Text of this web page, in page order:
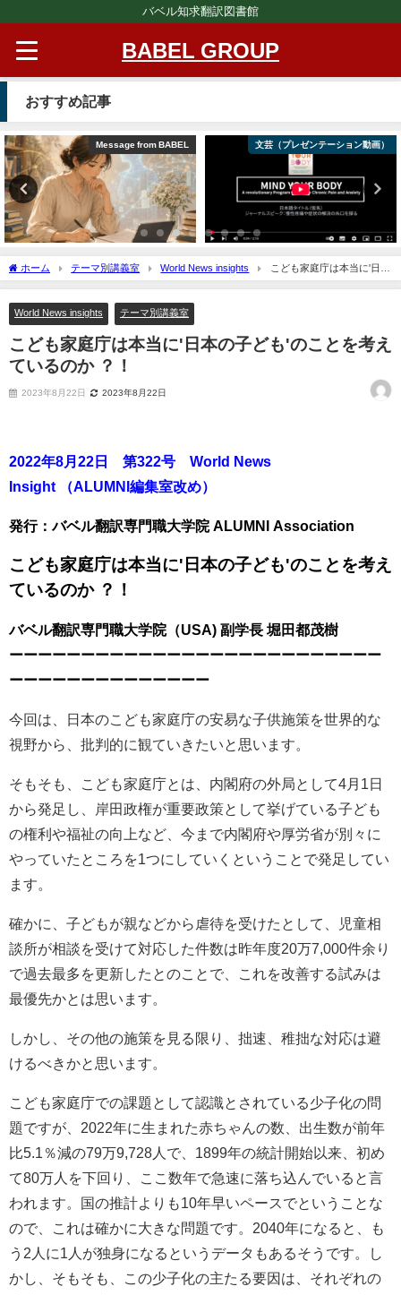
バベル知求翻訳図書館
BABEL GROUP
おすすめ記事
Message from BABEL 文芸（プレゼンテーション動画）
ホーム テーマ別講義室 World News insights
こども家庭庁は本当に'日本
の子ども'のことを考えているのか ？！
World News insights テーマ別講義室
こども家庭庁は本当に'日本の子ども'のことを考え
ているのか ？！
2023年8月22日 2023年8月22日
2022年8月22日 第322号 World News
Insight
（ALUMNI編集室改め）
発行：バベル翻訳専門職大学院 ALUMNI Association
こども家庭庁は本当に'日本の子ども'のことを考え
ているのか ？！
バベル翻訳専門職大学院（USA) 副学長 堀田都茂樹
ーーーーーーーーーーーーーーーーーーーーーーーーーー
ーーーーーーーーーーーーーー
今回は、日本のこども家庭庁の安易な子供施策を世界的な
視野から、批判的に観ていきたいと思います。
そもそも、こども家庭庁とは、内閣府の外局として4 月 1 日
から発足し、岸田政権が重要政策として挙げている子ども
の権利や福祉の向上など、今まで内閣府や厚労省が別々に
やっていたところを1 つにしていくということで発足してい
ます。
確かに、子どもが親などから虐待を受けたとして、児童相
談所が相談を受けて対応した件数は昨年度20万7,000件余り
で過去最多を更新したとのことで、これを改善する試みは
最優先かとは思います。
しかし、その他の施策を見る限り、拙速、稚拙な対応は避
けるべきかと思います。
こども家庭庁での課題として認識とされている少子化の問
題ですが、 2022年に生まれた赤ちゃんの数、出生数が前年
比5.1 ％減の79万9,728 人で、 1899年の統計開始以来、初め
て80万人を下回り、ここ数年で急速に落ち込んでいると言
われます。国の推計よりも10年早いペースでということな
ので、これは確かに大きな問題です。 2040年になると、も
う 2 人に1 人が独身になるというデータもあるそうです。し
かし、そもそも、この少子化の主たる要因は、それぞれの